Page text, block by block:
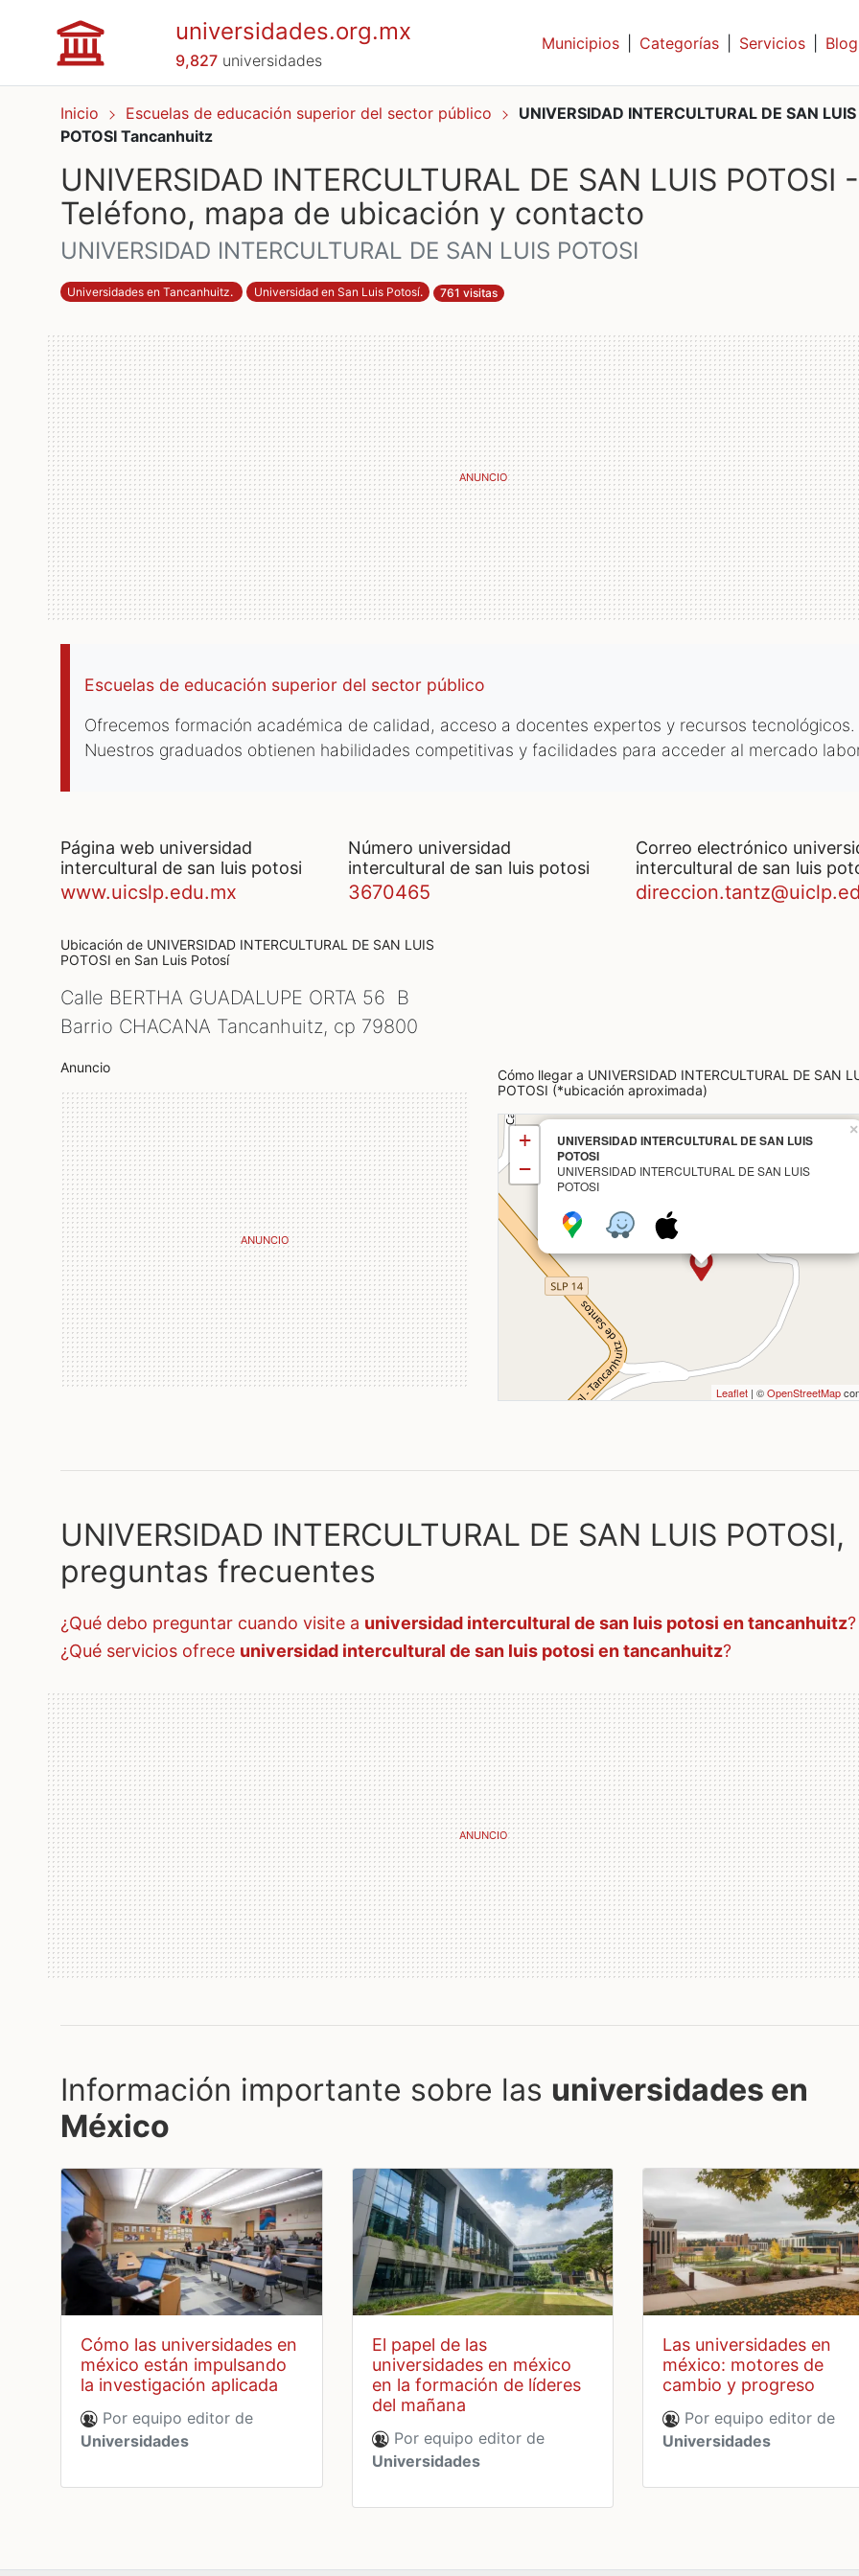
universidades.org.mx
9,827universidades
Municipios Categorías Servicios Blog
Inicio Escuelas de educación superior del sector público
UNIVERSIDAD INTERCULTURAL DE SAN LUIS
POTOSI Tancanhuitz
UNIVERSIDAD INTERCULTURAL DE SAN LUIS POTOSI -
Teléfono, mapa de ubicación y contacto
UNIVERSIDAD INTERCULTURAL DE SAN LUIS POTOSI
Universidades en Tancanhuitz. Universidad en San Luis Potosí. 761 visitas
Escuelas de educación superior del sector público
Ofrecemos formación académica de calidad, acceso a docentes expertos y recursos tecnológicos.
Nuestros graduados obtienen habilidades competitivas y facilidades para acceder al mercado
página web universidad
intercultural de san luis potosi
www.uicslp.edu.mx
número universidad
intercultural de san luis potosi
3670465
correo electrónico universidad
intercultural de san luis
Ubicación de UNIVERSIDAD INTERCULTURAL DE SAN LUIS
POTOSI en San Luis Potosí
Calle BERTHA GUADALUPE ORTA 56 B
Barrio CHACANA Tancanhuitz, cp 79800
Anuncio
Cómo llegar a UNIVERSIDAD INTERCULTURAL DE SAN
POTOSI (*ubicación aproximada)
UNIVERSIDAD INTERCULTURAL DE SAN LUIS
POTOSI
UNIVERSIDAD INTERCULTURAL DE SAN LUIS
POTOSI
×
+
−
Leaflet | ©OpenStreetMap
UNIVERSIDAD INTERCULTURAL DE SAN LUIS POTOSI,
preguntas frecuentes
¿qué debo preguntar cuando visite a universidad intercultural de san luis potosi en tancanhuitz?
¿qué servicios ofrece universidad intercultural de san luis potosi en tancanhuitz?
Información importante sobre las universidades en
México
cómo las universidades en
méxico están impulsando
la investigación aplicada
Por equipo editor de
Universidades
el papel de las
universidades en méxico
en la formación de líderes
del mañana
Por equipo editor de
Universidades
las universidades en
méxico: motores de
cambio y progreso
Por equipo editor de
Universidades